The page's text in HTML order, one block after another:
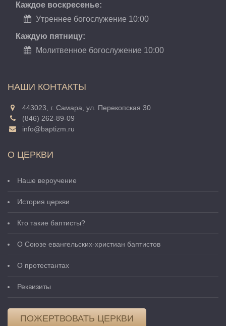
Каждое воскресенье:
Утреннее богослужение 10:00
Каждую пятницу:
Молитвенное богослужение 10:00
НАШИ КОНТАКТЫ
443023, г. Самара, ул. Перекопская 30
(846) 262-89-09
info@baptizm.ru
О ЦЕРКВИ
Наше вероучение
История церкви
Кто такие баптисты?
О Cоюзе евангельских-христиан баптистов
О протестантах
Реквизиты
ПОЖЕРТВОВАТЬ ЦЕРКВИ